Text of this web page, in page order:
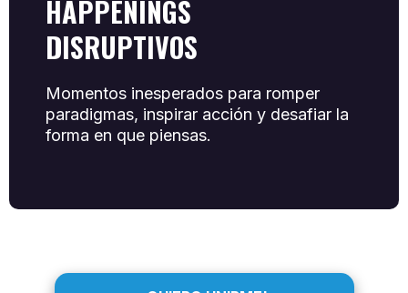
HAPPENINGS
DISRUPTIVOS
Momentos inesperados para romper
paradigmas, inspirar acción y desafiar la
forma en que piensas.